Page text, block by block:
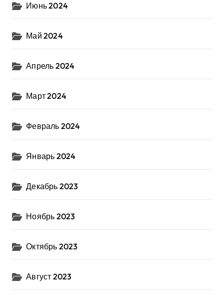
Июнь 2024
Май 2024
Апрель 2024
Март 2024
Февраль 2024
Январь 2024
Декабрь 2023
Ноябрь 2023
Октябрь 2023
Август 2023